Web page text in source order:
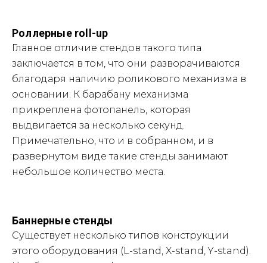
Роллерные roll-up
Главное отличие стендов такого типа
заключается в том, что они разворачиваются
благодаря наличию роликового механизма в
основании. К барабану механизма
прикреплена фотопанель, которая
выдвигается за несколько секунд.
Примечательно, что и в собранном, и в
развернутом виде такие стенды занимают
небольшое количество места.
Баннерные стенды
Существует несколько типов конструкции
этого оборудования (L-stand, X-stand, Y-stand).